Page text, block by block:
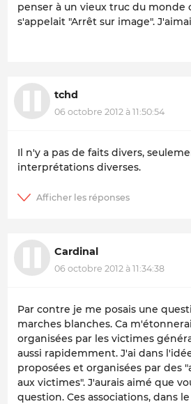
penser à un vieux truc du monde
s'appelait "Arrêt sur image".
tchd
06 octobre 2012 à 11:50:54
Il n'y a pas de faits divers,
interprétations diverses.
Cardinal
06 octobre 2012 à 11:34:38
Par contre je me posais une
marches blanches. Ca
organisées par les victimes
aussi rapidemment. J'ai dans
proposées et organisées par des
aux victimes". J'aurais aimé que
question. Ces associations, dans